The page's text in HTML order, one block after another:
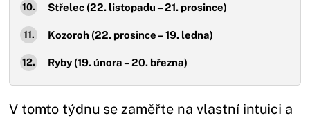
Střelec (22. listopadu – 21. prosince)
Kozoroh (22. prosince – 19. ledna)
Ryby (19. února – 20. března)
V tomto týdnu se zaměřte na vlastní intuici a